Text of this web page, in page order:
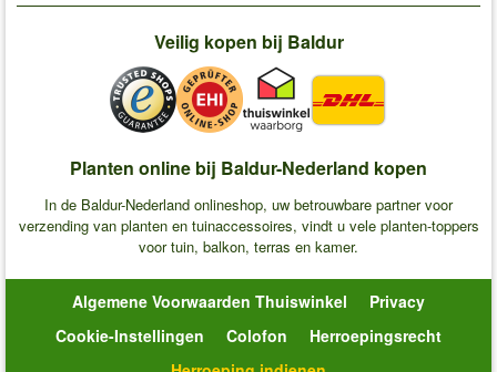
Veilig kopen bij Baldur
Planten online bij Baldur-Nederland kopen
In de Baldur-Nederland onlineshop, uw betrouwbare partner voor
verzending van planten en tuinaccessoires, vindt u vele planten-toppers
voor tuin, balkon, terras en kamer.
Algemene Voorwaarden Thuiswinkel
Privacy
Cookie-Instellingen
Colofon
Herroepingsrecht